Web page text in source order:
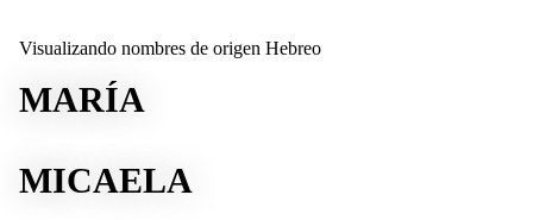
Visualizando nombres de origen Hebreo
MARÍA
MICAELA